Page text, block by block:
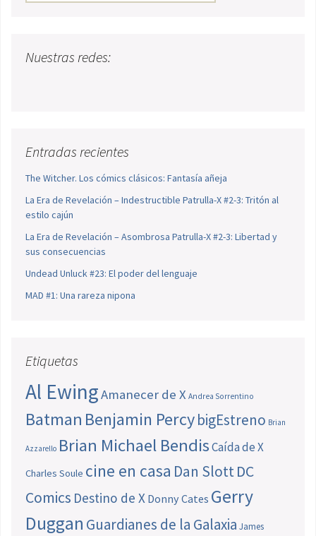
Nuestras redes:
Entradas recientes
The Witcher. Los cómics clásicos: Fantasía añeja
La Era de Revelación – Indestructible Patrulla-X #2-3: Tritón al
estilo cajún
La Era de Revelación – Asombrosa Patrulla-X #2-3: Libertad y
sus consecuencias
Undead Unluck #23: El poder del lenguaje
MAD #1: Una rareza nipona
Etiquetas
Al EwingAmanecer de X Andrea Sorrentino
Batman Benjamin PercybigEstreno Brian
Azzarello Brian Michael BendisCaída de X
Charles Soule cine en casa Dan SlottDC
Comics Destino de X Donny Cates Gerry
Duggan Guardianes de la Galaxia James